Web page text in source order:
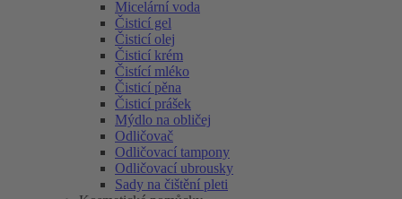
Micelární voda
Čisticí gel
Čisticí olej
Čisticí krém
Čistící mléko
Čisticí pěna
Čisticí prášek
Mýdlo na obličej
Odličovač
Odličovací tampony
Odličovací ubrousky
Sady na čištění pleti